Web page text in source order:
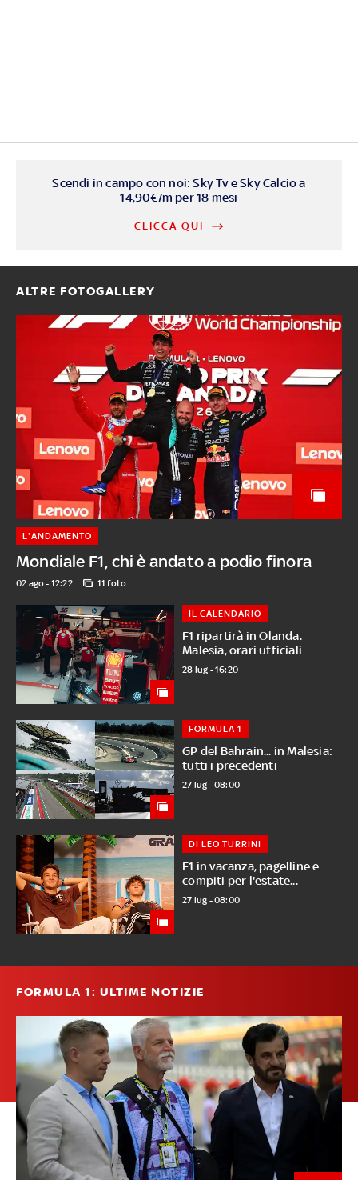
Scendi in campo con noi: Sky Tv e Sky Calcio a
14,90€/m per 18 mesi
CLICCA QUI
ALTRE FOTOGALLERY
Mondiale F1, chi è andato a podio finora
L'ANDAMENTO
02 ago - 12:22 11 foto
F1 ripartirà in Olanda.
Malesia, orari ufficiali
IL CALENDARIO
28 lug - 16:20
GP del Bahrain... in Malesia:
tutti i precedenti
FORMULA 1
27 lug - 08:00
F1 in vacanza, pagelline e
compiti per l'estate...
DI LEO TURRINI
27 lug - 08:00
FORMULA 1: ULTIME NOTIZIE